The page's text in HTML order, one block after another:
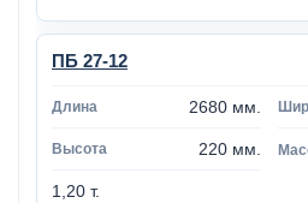
ПБ 27-12
2680 мм.
220 мм.
1,20 т.